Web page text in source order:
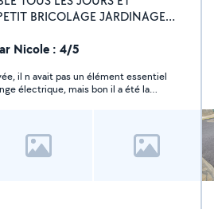
BRICOLAGE JARDINAGE
REFECTION DE PIECES
ET RANGEMENT POSE
ETC...ESSAYEZ....
Nicole : 4/5
il n avait pas un élément essentiel
électrique, mais bon il a été la